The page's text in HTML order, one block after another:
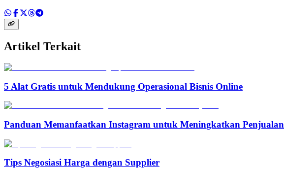
Artikel Terkait
5 Alat Gratis untuk Mendukung Operasional Bisnis Online
Panduan Memanfaatkan Instagram untuk Meningkatkan Penjualan
Tips Negosiasi Harga dengan Supplier